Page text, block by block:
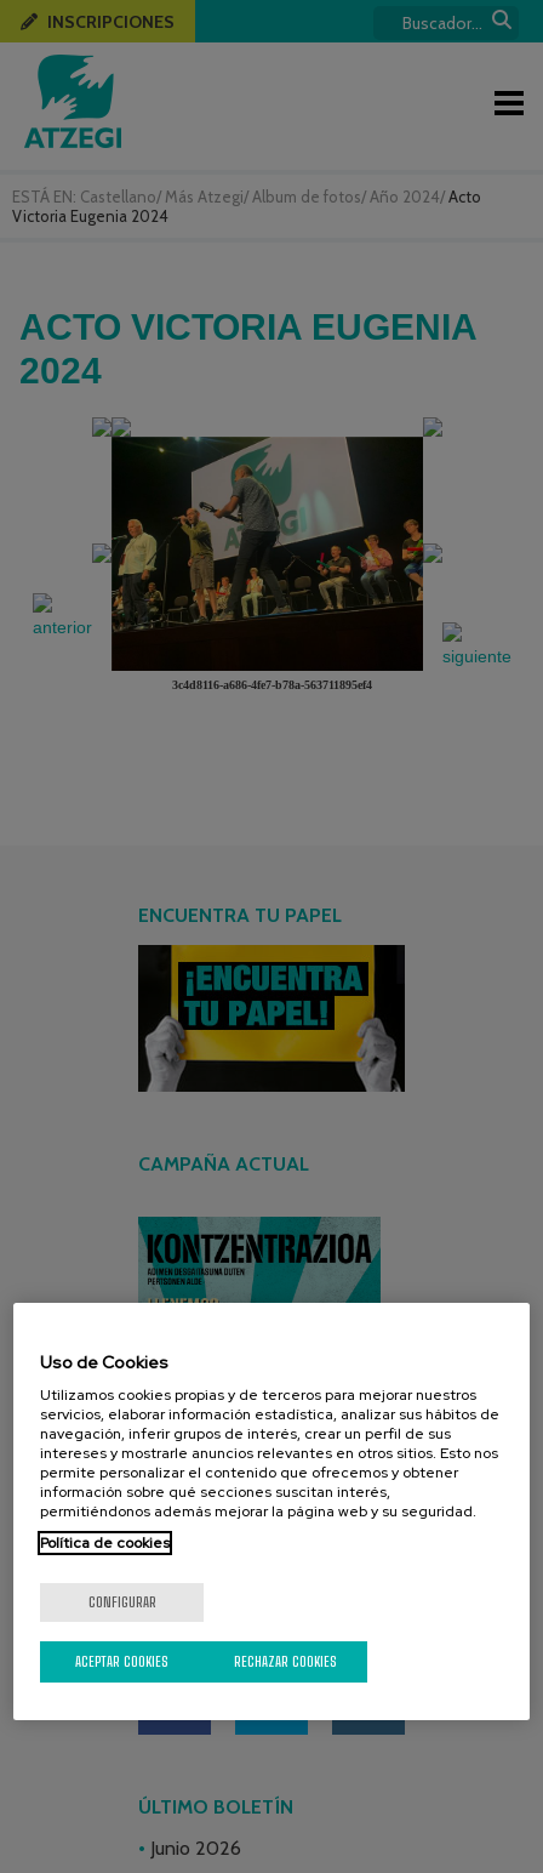
ESTÁ EN: Castellano/ Más Atzegi/ Album de fotos/ Año 2024/Acto
Victoria Eugenia 2024
INSCRIPCIONES
ACTO VICTORIA EUGENIA
2024
3c4d8116-a686-4fe7-b78a-563711895ef4
ENCUENTRA TU PAPEL
CAMPAÑA ACTUAL
ÚLTIMO BOLETÍN
Junio 2026
Uso de Cookies
Utilizamos cookies propias y de terceros para mejorar nuestros
servicios, elaborar información estadística, analizar sus hábitos de
navegación, inferir grupos de interés, crear un perfil de sus
intereses y mostrarle anuncios relevantes en otros sitios. Esto nos
permite personalizar el contenido que ofrecemos y obtener
información sobre qué secciones suscitan interés,
permitiéndonos además mejorar la página web y su seguridad.
Política de cookies
CONFIGURAR
RECHAZAR COOKIES
ACEPTAR COOKIES